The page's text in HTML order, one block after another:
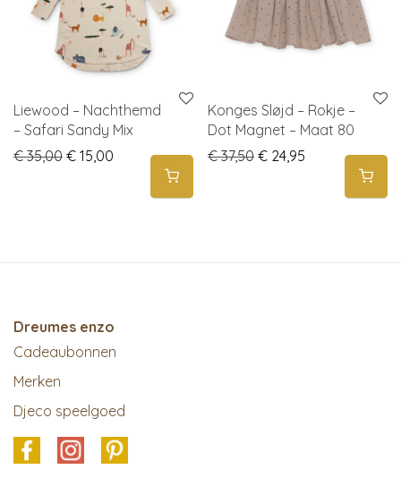
Liewood – Nachthemd
– Safari Sandy Mix
€35,00 Original price was: € 35,00.
€ 15,00 Current price is: € 15,00.
Konges Sløjd – Rokje –
Dot Magnet – Maat 80
€37,50 Original price was: €
€ 24,95 Current price
Dreumes enzo
Cadeaubonnen
Merken
Djeco speelgoed